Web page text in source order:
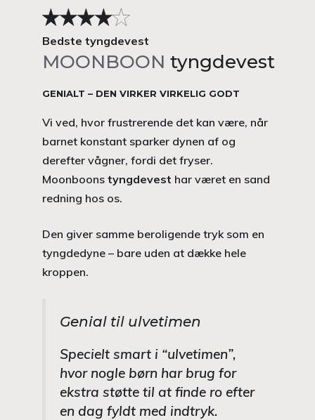
Bedste tyngdevest
MOONBOON tyngdevest
GENIALT – DEN VIRKER VIRKELIG GODT
Vi ved, hvor frustrerende det kan være, når
barnet konstant sparker dynen af og
derefter vågner, fordi det fryser.
Moonboons tyngdevest har været en sand
redning hos os.
Den giver samme beroligende tryk som en
tyngdedyne – bare uden at dække hele
kroppen.
Genial til ulvetimen
Specielt smart i “ulvetimen”,
hvor nogle børn har brug for
ekstra støtte til at finde ro efter
en dag fyldt med indtryk.